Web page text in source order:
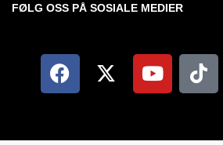
FØLG OSS PÅ SOSIALE MEDIER​